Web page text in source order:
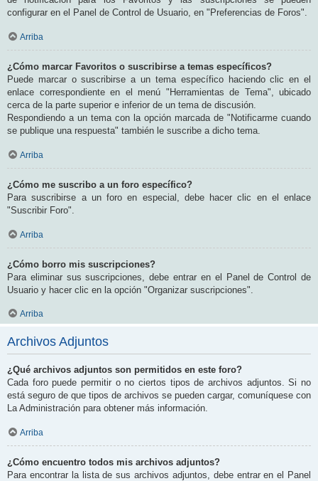
configurar en el Panel de Control de Usuario, en "Preferencias de Foros".
Arriba
¿Cómo marcar Favoritos o suscribirse a temas específicos?
Puede marcar o suscribirse a un tema específico haciendo clic en el
enlace correspondiente en el menú "Herramientas de Tema", ubicado
cerca de la parte superior e inferior de un tema de discusión.
Respondiendo a un tema con la opción marcada de "Notificarme cuando
se publique una respuesta" también le suscribe a dicho tema.
Arriba
¿Cómo me suscribo a un foro específico?
Para suscribirse a un foro en especial, debe hacer clic en el enlace
"Suscribir Foro".
Arriba
¿Cómo borro mis suscripciones?
Para eliminar sus suscripciones, debe entrar en el Panel de Control de
Usuario y hacer clic en la opción "Organizar suscripciones".
Arriba
Archivos Adjuntos
¿Qué archivos adjuntos son permitidos en este foro?
Cada foro puede permitir o no ciertos tipos de archivos adjuntos. Si no
está seguro de que tipos de archivos se pueden cargar, comuníquese con
La Administración para obtener más información.
Arriba
¿Cómo encuentro todos mis archivos adjuntos?
Para encontrar la lista de sus archivos adjuntos, debe entrar en el Panel